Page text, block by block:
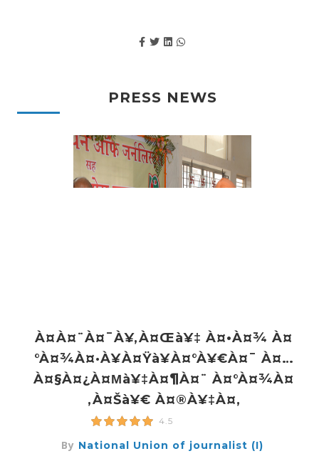
PRESS NEWS
À¤à¤¨à¤¯à¥‚à¤œà¥‡ À¤•à¤¾ À¤
°à¤¾à¤·à¥à¤Ÿà¥à¤°à¥€à¤¯ À¤…
À¤§à¤¿à¤µà¥‡à¤¶à¤¨ À¤°à¤¾à¤
‚à¤šà¥€ À¤®à¥‡à¤‚
4.5
By National Union of journalist (I)